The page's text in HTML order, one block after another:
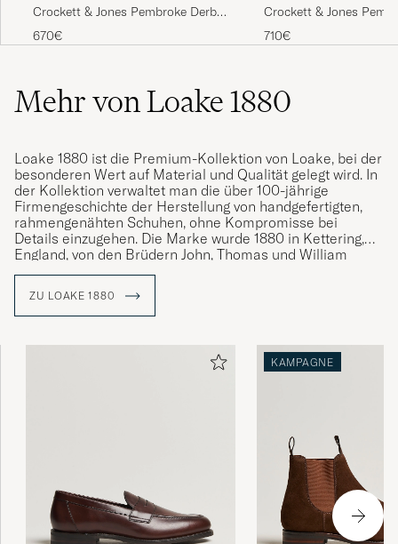
Crockett & Jones Pembroke Derbys
Black Calf
670€
Crockett & Jones
Tan Grained Calf
710€
Mehr von Loake 1880
Loake 1880 ist die Premium-Kollektion von Loake, bei der
besonderen Wert auf Material und Qualität gelegt wird. In
der Kollektion verwaltet man die über 100-jährige
Firmengeschichte der Herstellung von handgefertigten,
rahmengenähten Schuhen, ohne Kompromisse bei
Details einzugehen. Die Marke wurde 1880 in Kettering,
England, von den Brüdern John, Thomas und William
Loake gegründet und hat im Laufe der Jahre mehr als 50
Die gesamte Herstellungszeit eines Paares Schuhe von
Schuh mit einer rahmengenähten Konstruktion
hergestellt wird, d. h. die Schuhe werden mit einer
ZU LOAKE 1880
KAMPAGNE